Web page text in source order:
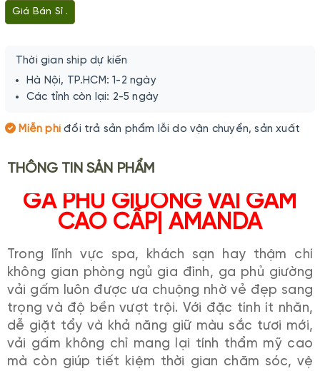
Giá Bán Sỉ .
Thời gian ship dự kiến
Hà Nội, TP.HCM: 1-2 ngày
Các tỉnh còn lại: 2-5 ngày
Miễn phí đổi trả sản phẩm lỗi do vận chuyển, sản xuất
THÔNG TIN SẢN PHẨM
GA PHỦ GIƯỜNG VẢI GẤM
CAO CẤP| AMANDA
Trong lĩnh vực spa, khách sạn hay thậm chí
không gian phòng ngủ gia đình, ga phủ giường
vải gấm luôn được ưa chuộng nhờ vẻ đẹp sang
trọng và độ bền vượt trội. Với đặc tính ít nhăn,
dễ giặt tẩy và khả năng giữ màu sắc tươi mới,
vải gấm không chỉ mang lại tính thẩm mỹ cao
mà còn giúp tiết kiệm thời gian chăm sóc, vệ